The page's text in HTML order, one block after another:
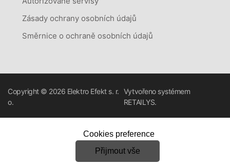
Zásady ochrany osobních údajů
Směrnice o ochraně osobních údajů
Copyright © 2026 Elektro Efekt s. r.
o.
Vytvořeno systémem
RETAILYS.
Cookies preference
Přijmout vše